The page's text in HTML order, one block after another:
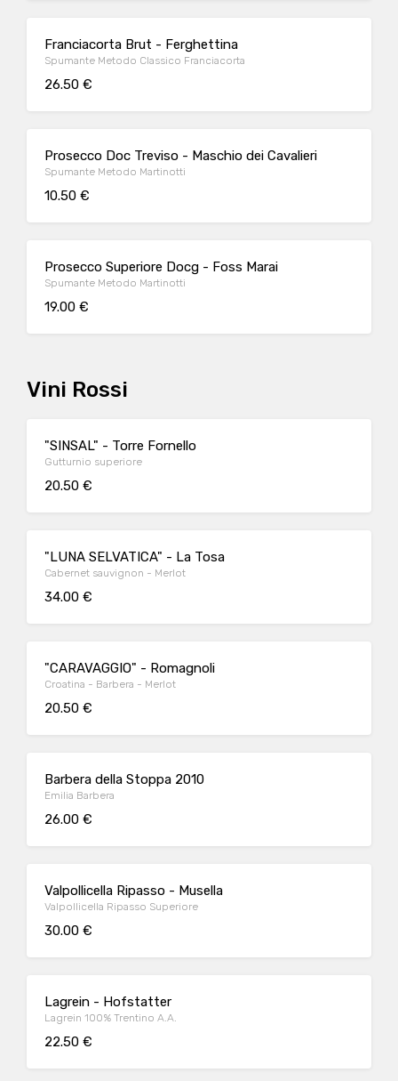
Franciacorta Brut - Ferghettina
Spumante Metodo Classico Franciacorta
26.50 €
Prosecco Doc Treviso - Maschio dei Cavalieri
Spumante Metodo Martinotti
10.50 €
Prosecco Superiore Docg - Foss Marai
Spumante Metodo Martinotti
19.00 €
Vini Rossi
"SINSAL" - Torre Fornello
Gutturnio superiore
20.50 €
"LUNA SELVATICA" - La Tosa
Cabernet sauvignon - Merlot
34.00 €
"CARAVAGGIO" - Romagnoli
Croatina - Barbera - Merlot
20.50 €
Barbera della Stoppa 2010
Emilia Barbera
26.00 €
Valpollicella Ripasso - Musella
Valpollicella Ripasso Superiore
30.00 €
Lagrein - Hofstatter
Lagrein 100% Trentino A.A.
22.50 €